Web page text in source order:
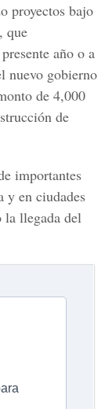
proyectos bajo
que
año o a
nuevo gobierno
de 4,000
de
importantes
y en ciudades
la llegada del